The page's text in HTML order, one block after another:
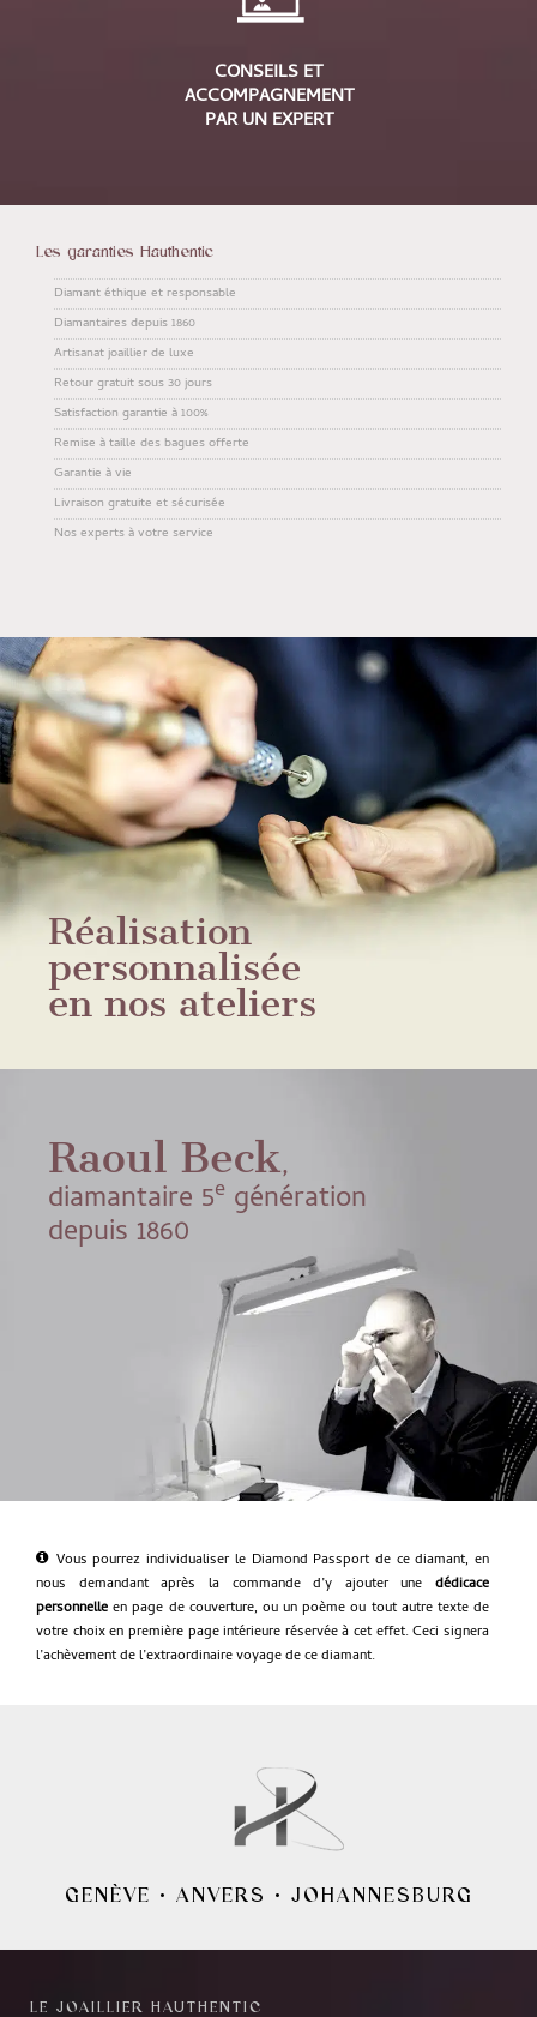
CONSEILS ET
ACCOMPAGNEMENT
PAR UN EXPERT
Les garanties Hauthentic
Diamant éthique et responsable
Diamantaires depuis 1860
Artisanat joaillier de luxe
Retour gratuit sous 30 jours
Satisfaction garantie à 100%
Remise à taille des bagues offerte
Garantie à vie
Livraison gratuite et sécurisée
Nos experts à votre service
Réalisation
personnalisée
en nos ateliers
Raoul Beck,
diamantaire 5e génération
depuis 1860
Vous pourrez individualiser le Diamond Passport de ce diamant, en
nous demandant après la commande d’y ajouter une dédicace
personnelle en page de couverture, ou un poème ou tout autre texte de
votre choix en première page intérieure réservée à cet effet. Ceci signera
l’achèvement de l’extraordinaire voyage de ce diamant.
GENÈVE • ANVERS • JOHANNESBURG
LE JOAILLIER HAUTHENTIC